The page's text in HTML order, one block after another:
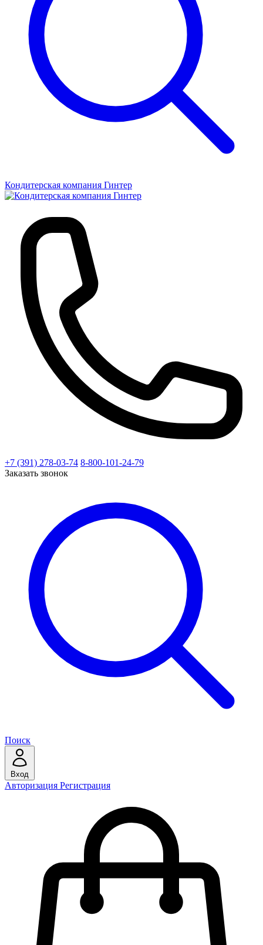
Кондитерская компания Гинтер
+7 (391) 278-03-74 8-800-101-24-79
Заказать звонок
Поиск
Вход
Авторизация Регистрация